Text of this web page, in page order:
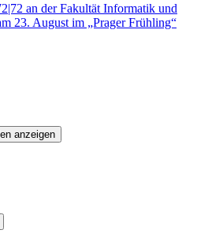
an der Fakultät Informatik und
23. August im „Prager Frühling“
anzeigen